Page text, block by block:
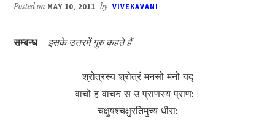
Posted on MAY 10, 2011 by VIVEKAVANI
सम्बन्ध—इसके उत्तरमें गुरु कहते हैं—
श्रोत्रस्य श्रोत्रं मनसो मनो यद्‍
वाचो ह वाचॸ स उ प्राणस्य प्राण:।
चक्षुषश्चक्षुरतिमुच्य धीरा: